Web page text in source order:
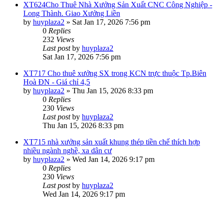
XT624Cho Thuê Nhà Xưởng Sản Xuất CNC Công Nghiệp -
Long Thành. Giao Xưởng Liền
by huyplaza2 » Sat Jan 17, 2026 7:56 pm
0 Replies
232 Views
Last postby huyplaza2
Sat Jan 17, 2026 7:56 pm
XT717 Cho thuê xưởng SX trong KCN trực thuộc Tp.Biên
Hoà ĐN - Giá chỉ 4,5
by huyplaza2 » Thu Jan 15, 2026 8:33 pm
0 Replies
230 Views
Last postby huyplaza2
Thu Jan 15, 2026 8:33 pm
XT715 nhà xưởng sản xuất khung thép tiền chế thích hợp
nhiều ngành nghề, xa dân cư
by huyplaza2 » Wed Jan 14, 2026 9:17 pm
0 Replies
230 Views
Last postby huyplaza2
Wed Jan 14, 2026 9:17 pm